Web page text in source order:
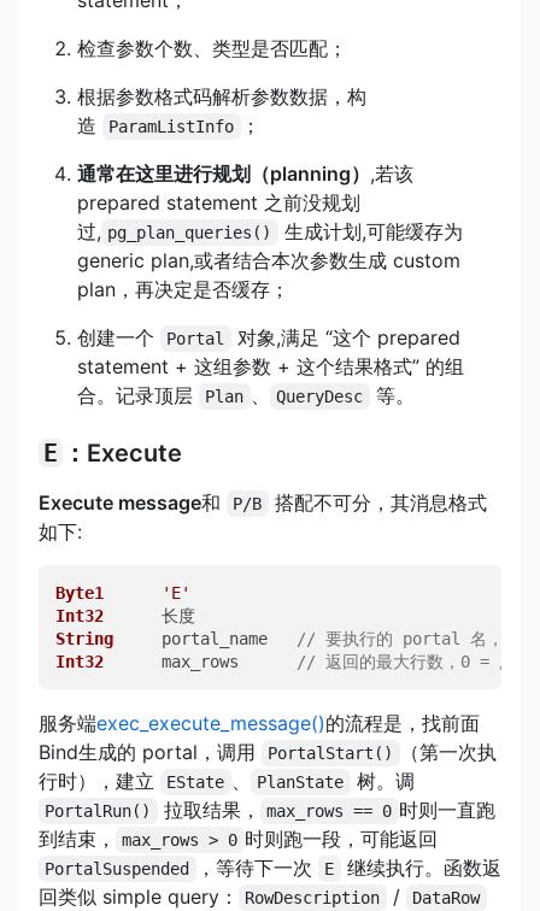
检查参数个数、类型是否匹配；
根据参数格式码解析参数数据，构
造
ParamListInfo
；
通常在这里进行规划（planning） ,若该
prepared statement 之前没规划
过, pg_plan_queries()
生成计划,可能缓存为
generic plan,或者结合本次参数生成 custom
plan，再决定是否缓存；
创建一个
Portal
对象,满足 “这个 prepared
statement + 这组参数 + 这个结果格式” 的组
合。记录顶层
Plan QueryDesc 等。
E ：Execute
Execute message和 P/B
搭配不可分，其消息格式
如下:
Byte1
'E'
Int32
      长度
String
     portal_name
// 要执行的 portal 名，空 =
Int32
      max_rows
// 返回的最大行数，0 = 所有
服务端exec_execute_message()的流程是，找前面
Bind生成的 portal，调用
PortalStart()
（第一次执
行时），建立
EState 、 PlanState 树。调
PortalRun() 拉取结果， max_rows == 0 时则一直跑
到结束，
max_rows > 0 时则跑一段，可能返回
PortalSuspended ，等待下一次 E
继续执行。函数返
回类似 simple query：
RowDescription / DataRow